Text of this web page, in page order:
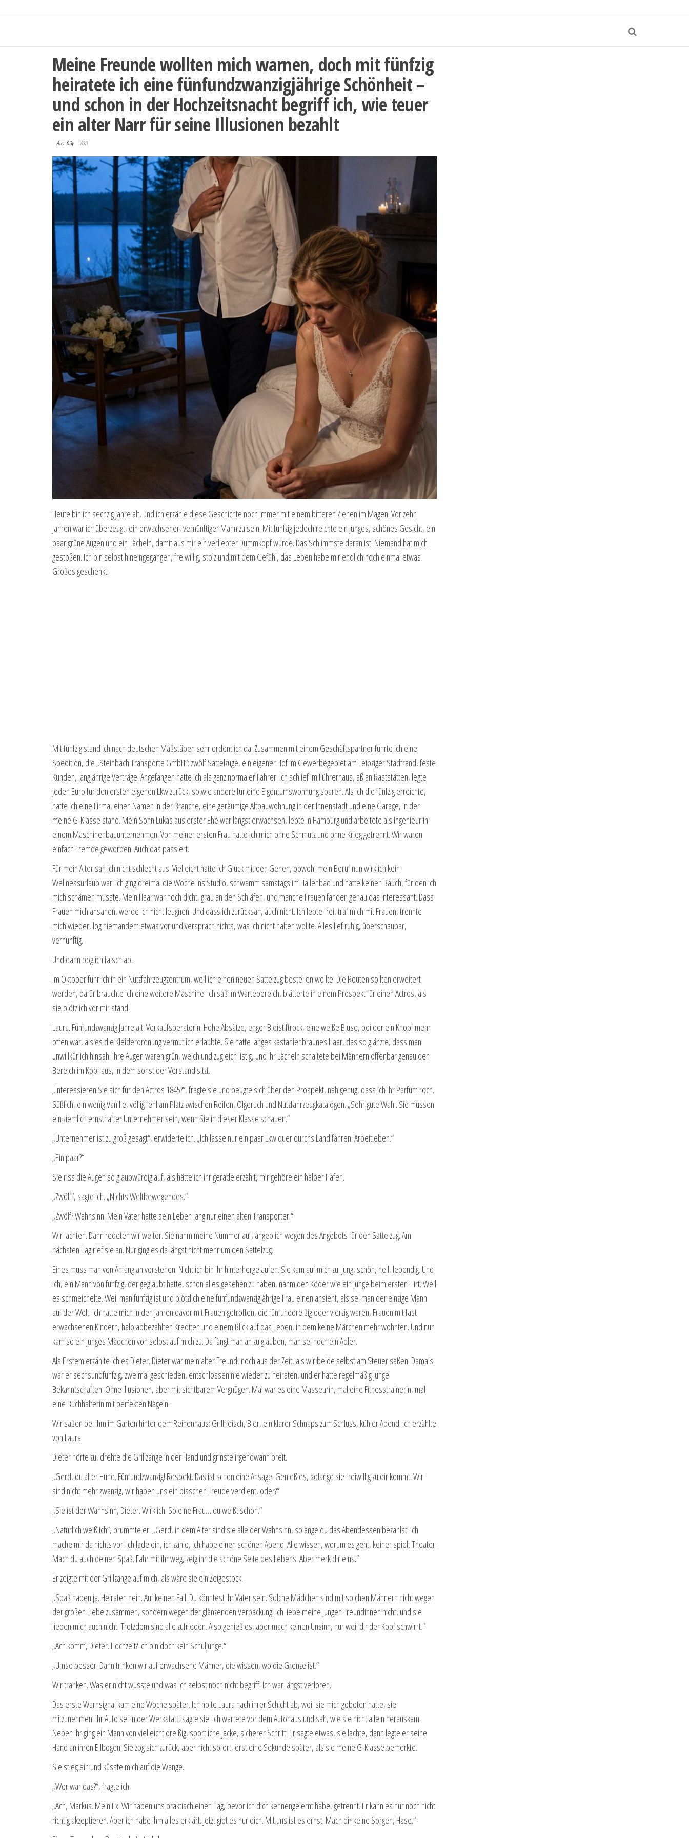
Meine Freunde wollten mich warnen, doch mit fünfzig
heiratete ich eine fünfundzwanzigjährige Schönheit –
und schon in der Hochzeitsnacht begriff ich, wie teuer
ein alter Narr für seine Illusionen bezahlt
Aus Von
Heute bin ich sechzig Jahre alt, und ich erzähle diese Geschichte noch immer mit einem bitteren Ziehen im Magen. Vor zehn
Jahren war ich überzeugt, ein erwachsener, vernünftiger Mann zu sein. Mit fünfzig jedoch reichte ein junges, schönes Gesicht, ein
paar grüne Augen und ein Lächeln, damit aus mir ein verliebter Dummkopf wurde. Das Schlimmste daran ist: Niemand hat mich
gestoßen. Ich bin selbst hineingegangen, freiwillig, stolz und mit dem Gefühl, das Leben habe mir endlich noch einmal etwas
Großes geschenkt.
Mit fünfzig stand ich nach deutschen Maßstäben sehr ordentlich da. Zusammen mit einem Geschäftspartner führte ich eine
Spedition, die „Steinbach Transporte GmbH“: zwölf Sattelzüge, ein eigener Hof im Gewerbegebiet am Leipziger Stadtrand, feste
Kunden, langjährige Verträge. Angefangen hatte ich als ganz normaler Fahrer. Ich schlief im Führerhaus, aß an Raststätten, legte
jeden Euro für den ersten eigenen Lkw zurück, so wie andere für eine Eigentumswohnung sparen. Als ich die fünfzig erreichte,
hatte ich eine Firma, einen Namen in der Branche, eine geräumige Altbauwohnung in der Innenstadt und eine Garage, in der
meine G-Klasse stand. Mein Sohn Lukas aus erster Ehe war längst erwachsen, lebte in Hamburg und arbeitete als Ingenieur in
einem Maschinenbauunternehmen. Von meiner ersten Frau hatte ich mich ohne Schmutz und ohne Krieg getrennt. Wir waren
einfach Fremde geworden. Auch das passiert.
Für mein Alter sah ich nicht schlecht aus. Vielleicht hatte ich Glück mit den Genen, obwohl mein Beruf nun wirklich kein
Wellnessurlaub war. Ich ging dreimal die Woche ins Studio, schwamm samstags im Hallenbad und hatte keinen Bauch, für den ich
mich schämen musste. Mein Haar war noch dicht, grau an den Schläfen, und manche Frauen fanden genau das interessant. Dass
Frauen mich ansahen, werde ich nicht leugnen. Und dass ich zurücksah, auch nicht. Ich lebte frei, traf mich mit Frauen, trennte
mich wieder, log niemandem etwas vor und versprach nichts, was ich nicht halten wollte. Alles lief ruhig, überschaubar,
vernünftig.
Und dann bog ich falsch ab.
Im Oktober fuhr ich in ein Nutzfahrzeugzentrum, weil ich einen neuen Sattelzug bestellen wollte. Die Routen sollten erweitert
werden, dafür brauchte ich eine weitere Maschine. Ich saß im Wartebereich, blätterte in einem Prospekt für einen Actros, als
sie plötzlich vor mir stand.
Laura. Fünfundzwanzig Jahre alt. Verkaufsberaterin. Hohe Absätze, enger Bleistiftrock, eine weiße Bluse, bei der ein Knopf mehr
offen war, als es die Kleiderordnung vermutlich erlaubte. Sie hatte langes kastanienbraunes Haar, das so glänzte, dass man
unwillkürlich hinsah. Ihre Augen waren grün, weich und zugleich listig, und ihr Lächeln schaltete bei Männern offenbar genau den
Bereich im Kopf aus, in dem sonst der Verstand sitzt.
„Interessieren Sie sich für den Actros 1845?“, fragte sie und beugte sich über den Prospekt, nah genug, dass ich ihr Parfüm roch.
Süßlich, ein wenig Vanille, völlig fehl am Platz zwischen Reifen, Ölgeruch und Nutzfahrzeugkatalogen. „Sehr gute Wahl. Sie müssen
ein ziemlich ernsthafter Unternehmer sein, wenn Sie in dieser Klasse schauen.“
„Unternehmer ist zu groß gesagt“, erwiderte ich. „Ich lasse nur ein paar Lkw quer durchs Land fahren. Arbeit eben.“
„Ein paar?“
Sie riss die Augen so glaubwürdig auf, als hätte ich ihr gerade erzählt, mir gehöre ein halber Hafen.
„Zwölf“, sagte ich. „Nichts Weltbewegendes.“
„Zwölf? Wahnsinn. Mein Vater hatte sein Leben lang nur einen alten Transporter.“
Wir lachten. Dann redeten wir weiter. Sie nahm meine Nummer auf, angeblich wegen des Angebots für den Sattelzug. Am
nächsten Tag rief sie an. Nur ging es da längst nicht mehr um den Sattelzug.
Eines muss man von Anfang an verstehen: Nicht ich bin ihr hinterhergelaufen. Sie kam auf mich zu. Jung, schön, hell, lebendig. Und
ich, ein Mann von fünfzig, der geglaubt hatte, schon alles gesehen zu haben, nahm den Köder wie ein Junge beim ersten Flirt. Weil
es schmeichelte. Weil man fünfzig ist und plötzlich eine fünfundzwanzigjährige Frau einen ansieht, als sei man der einzige Mann
auf der Welt. Ich hatte mich in den Jahren davor mit Frauen getroffen, die fünfunddreißig oder vierzig waren, Frauen mit fast
erwachsenen Kindern, halb abbezahlten Krediten und einem Blick auf das Leben, in dem keine Märchen mehr wohnten. Und nun
kam so ein junges Mädchen von selbst auf mich zu. Da fängt man an zu glauben, man sei noch ein Adler.
Als Erstem erzählte ich es Dieter. Dieter war mein alter Freund, noch aus der Zeit, als wir beide selbst am Steuer saßen. Damals
war er sechsundfünfzig, zweimal geschieden, entschlossen nie wieder zu heiraten, und er hatte regelmäßig junge
Bekanntschaften. Ohne Illusionen, aber mit sichtbarem Vergnügen. Mal war es eine Masseurin, mal eine Fitnesstrainerin, mal
eine Buchhalterin mit perfekten Nägeln.
Wir saßen bei ihm im Garten hinter dem Reihenhaus: Grillfleisch, Bier, ein klarer Schnaps zum Schluss, kühler Abend. Ich erzählte
von Laura.
Dieter hörte zu, drehte die Grillzange in der Hand und grinste irgendwann breit.
„Gerd, du alter Hund. Fünfundzwanzig! Respekt. Das ist schon eine Ansage. Genieß es, solange sie freiwillig zu dir kommt. Wir
sind nicht mehr zwanzig, wir haben uns ein bisschen Freude verdient, oder?“
„Sie ist der Wahnsinn, Dieter. Wirklich. So eine Frau… du weißt schon.“
„Natürlich weiß ich“, brummte er. „Gerd, in dem Alter sind sie alle der Wahnsinn, solange du das Abendessen bezahlst. Ich
mache mir da nichts vor: Ich lade ein, ich zahle, ich habe einen schönen Abend. Alle wissen, worum es geht, keiner spielt Theater.
Mach du auch deinen Spaß. Fahr mit ihr weg, zeig ihr die schöne Seite des Lebens. Aber merk dir eins.“
Er zeigte mit der Grillzange auf mich, als wäre sie ein Zeigestock.
„Spaß haben ja. Heiraten nein. Auf keinen Fall. Du könntest ihr Vater sein. Solche Mädchen sind mit solchen Männern nicht wegen
der großen Liebe zusammen, sondern wegen der glänzenden Verpackung. Ich liebe meine jungen Freundinnen nicht, und sie
lieben mich auch nicht. Trotzdem sind alle zufrieden. Also genieß es, aber mach keinen Unsinn, nur weil dir der Kopf schwirrt.“
„Ach komm, Dieter. Hochzeit? Ich bin doch kein Schuljunge.“
„Umso besser. Dann trinken wir auf erwachsene Männer, die wissen, wo die Grenze ist.“
Wir tranken. Was er nicht wusste und was ich selbst noch nicht begriff: Ich war längst verloren.
Das erste Warnsignal kam eine Woche später. Ich holte Laura nach ihrer Schicht ab, weil sie mich gebeten hatte, sie
mitzunehmen. Ihr Auto sei in der Werkstatt, sagte sie. Ich wartete vor dem Autohaus und sah, wie sie nicht allein herauskam.
Neben ihr ging ein Mann von vielleicht dreißig, sportliche Jacke, sicherer Schritt. Er sagte etwas, sie lachte, dann legte er seine
Hand an ihren Ellbogen. Sie zog sich zurück, aber nicht sofort, erst eine Sekunde später, als sie meine G-Klasse bemerkte.
Sie stieg ein und küsste mich auf die Wange.
„Wer war das?“, fragte ich.
„Ach, Markus. Mein Ex. Wir haben uns praktisch einen Tag, bevor ich dich kennengelernt habe, getrennt. Er kann es nur noch nicht
richtig akzeptieren. Aber ich habe ihm alles erklärt. Jetzt gibt es nur dich. Mit uns ist es ernst. Mach dir keine Sorgen, Hase.“